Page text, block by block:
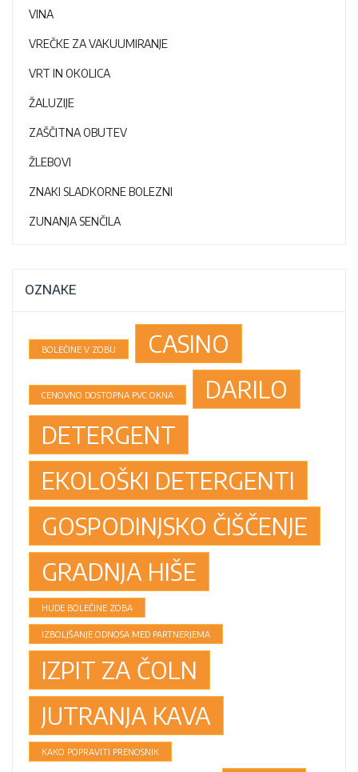
VINA
VREČKE ZA VAKUUMIRANJE
VRT IN OKOLICA
ŽALUZIJE
ZAŠČITNA OBUTEV
ŽLEBOVI
ZNAKI SLADKORNE BOLEZNI
ZUNANJA SENČILA
OZNAKE
BOLEČINE V ZOBU CASINO
CENOVNO DOSTOPNA PVC OKNA
DARILO
DETERGENT
EKOLOŠKI DETERGENTI
GOSPODINJSKO ČIŠČENJE
GRADNJA HIŠE
HUDE BOLEČINE ZOBA
IZBOLJŠANJE ODNOSA MED PARTNERJEMA
IZPIT ZA ČOLN
JUTRANJA KAVA
KAKO POPRAVITI PRENOSNIK